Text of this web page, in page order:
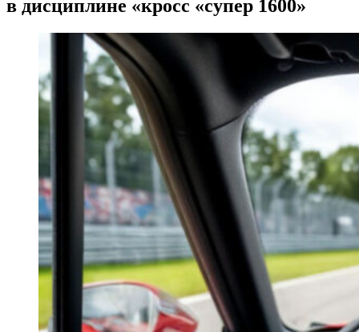
в дисциплине «кросс «супер 1600»